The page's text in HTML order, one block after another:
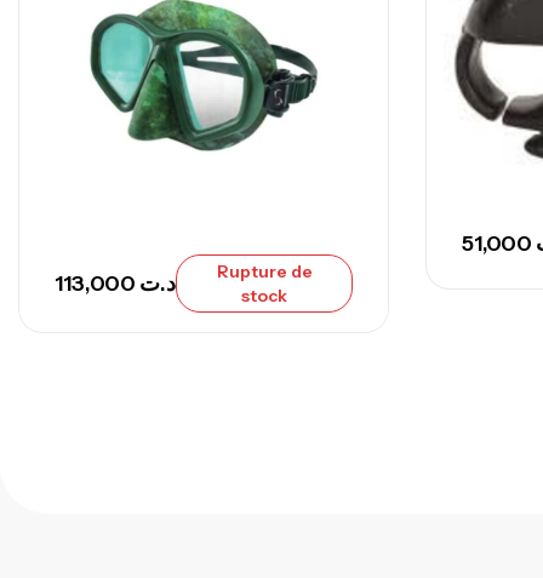
د.ت
Rupture de
stock